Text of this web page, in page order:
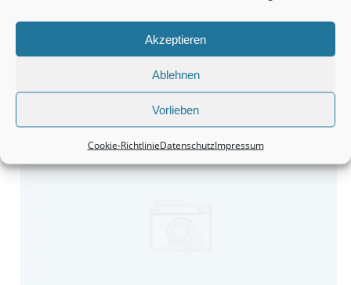
Akzeptieren
Ablehnen
Vorlieben
Cookie-RichtlinieDatenschutzImpressum
finden.